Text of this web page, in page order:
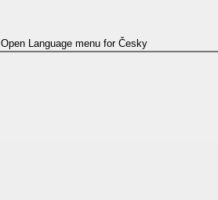
Open Language menu for Česky